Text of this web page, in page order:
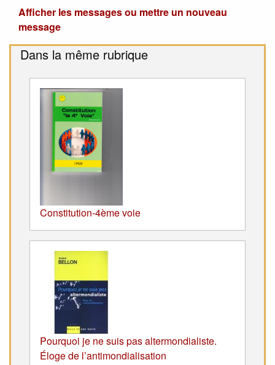
Afficher les messages ou mettre un nouveau
message
Dans la même rubrique
Constitution-4ème voie
Pourquoi je ne suis pas altermondialiste.
Éloge de l’antimondialisation